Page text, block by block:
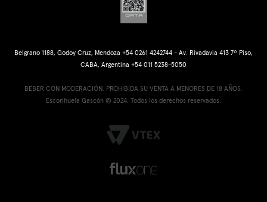
Belgrano 1188, Godoy Cruz, Mendoza +54 0261 4242744 - Av. Rivadavia 413 7º Piso,
CABA, Argentina +54 011 5238-5050
BEBER CON MODERACIÓN. PROHIBIDA SU VENTA A MENORES DE 18 AÑOS.
Escorihuela Gascón © 2024. Todos los derechos reservados.